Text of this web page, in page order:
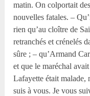
matin. On colportait
nouvelles fatales. –
rien qu’au cloître de
retranchés et crénelés
sûre ; – qu’Armand
et que le maréchal
Lafayette était malade,
suis à vous. Je vous